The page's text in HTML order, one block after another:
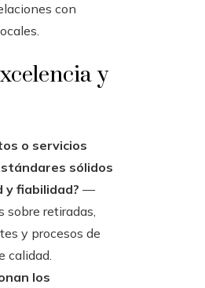
con
y
o servicios
sólidos
y fiabilidad? —
sobre retiradas,
y procesos de
calidad.
los